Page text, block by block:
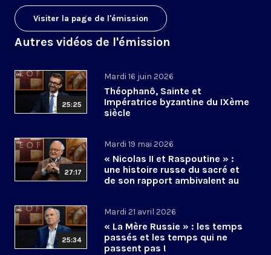
Visiter la page de l'émission
Autres vidéos de l'émission
25:25
Mardi 16 juin 2026
Théophanô, Sainte et
Impératrice byzantine du IXème
siècle
27:17
Mardi 19 mai 2026
« Nicolas II et Raspoutine » :
une histoire russe du sacré et
de son rapport ambivalent au
25:34
Mardi 21 avril 2026
« La Mère Russie » : les temps
passés et les temps qui ne
passent pas !